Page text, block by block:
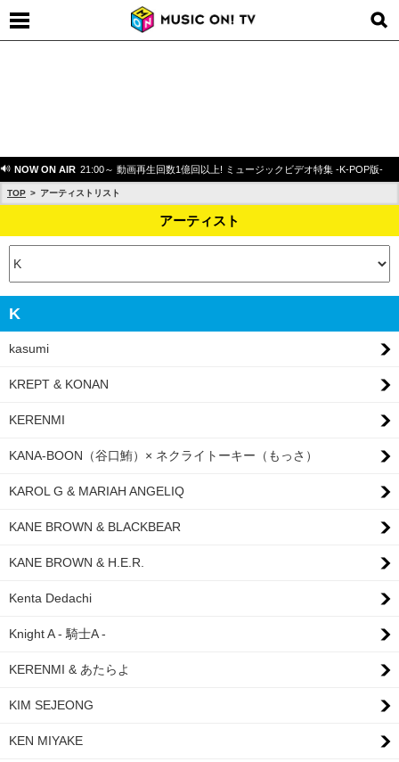
NOW ON AIR 21:00～ 動画再生回数1億回以上! ミュージックビデオ特集 -K-POP版-
TOP アーティストリスト
アーティスト
K
kasumi
KREPT & KONAN
KERENMI
KANA-BOON（谷口鮪）× ネクライトーキー（もっさ）
KAROL G & MARIAH ANGELIQ
KANE BROWN & BLACKBEAR
KANE BROWN & H.E.R.
Kenta Dedachi
Knight A - 騎士A -
KERENMI & あたらよ
KIM SEJEONG
KEN MIYAKE